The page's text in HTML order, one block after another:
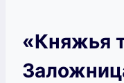
«Княжья